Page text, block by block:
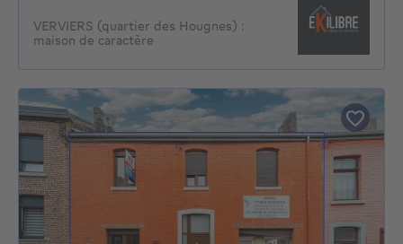
VERVIERS (quartier des Hougnes) :
maison de caractère